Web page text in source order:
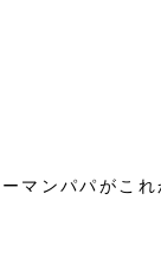
マンパパがこ